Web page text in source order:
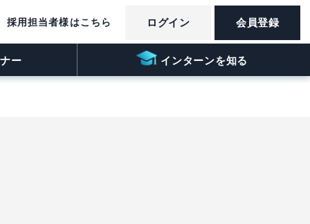
ー インターンを知る
採用担当者様はこちら ログイン 会員登録